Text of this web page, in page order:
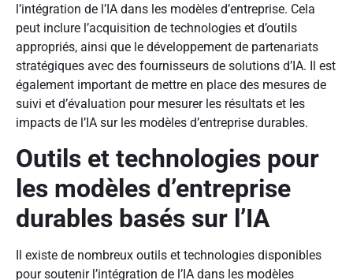
l’intégration de l’IA dans les modèles d’entreprise. Cela
peut inclure l’acquisition de technologies et d’outils
appropriés, ainsi que le développement de partenariats
stratégiques avec des fournisseurs de solutions d’IA. Il est
également important de mettre en place des mesures de
suivi et d’évaluation pour mesurer les résultats et les
impacts de l’IA sur les modèles d’entreprise durables.
Outils et technologies pour
les modèles d’entreprise
durables basés sur l’IA
Il existe de nombreux outils et technologies disponibles
pour soutenir l’intégration de l’IA dans les modèles